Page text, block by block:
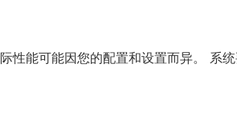
能可能因您的配置和设置而异。 系